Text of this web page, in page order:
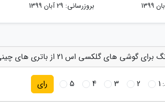
بروزرسانی: 29 آبان 1399
گلکسی اس 21 از باتری های چینی استفاده می کند" امتیاز دهید
1
2
3
4
5 رای